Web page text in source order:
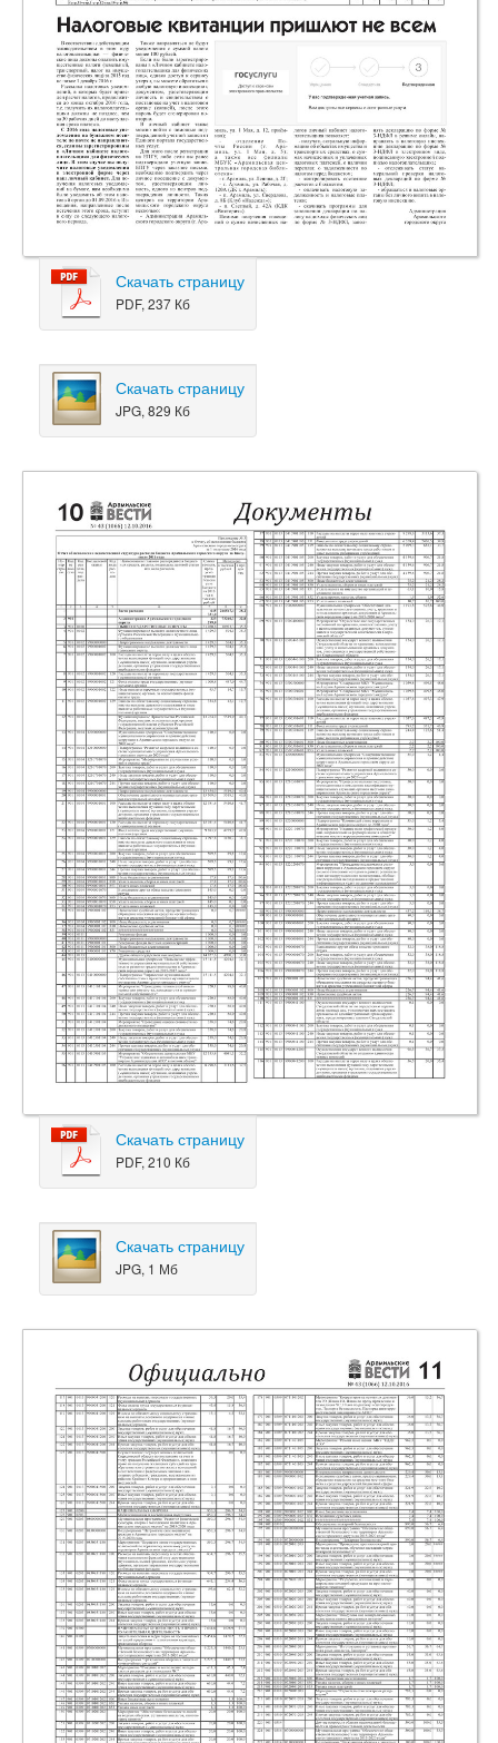
Скачать страницу
PDF, 237 Кб
Скачать страницу
JPG, 829 Кб
Скачать страницу
PDF, 210 Кб
Скачать страницу
JPG, 1 Мб